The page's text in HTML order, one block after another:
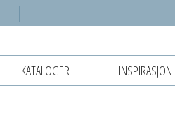
KATALOGER INSPIRASJON